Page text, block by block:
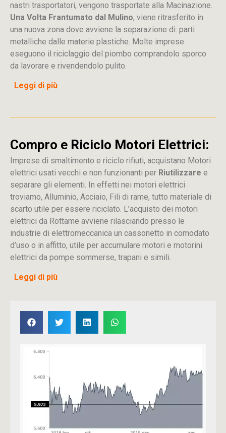
nastri trasportatori, vengono trasportate alla Macinazione.
Una Volta Frantumato dal Mulino, viene ritrasferito in
una nuova zona dove avviene la separazione di: parti
metalliche dalle materie plastiche. Molte imprese
eseguono il riciclaggio del piombo comprandolo sporco
da lavorare e rivendendolo pulito.
Leggi di più
Compro e Riciclo Motori Elettrici:
Imprese di smaltimento e riciclo rifiuti, acquistano Motori
elettrici usati vecchi e non funzionanti per Riutilizzare e
separare gli elementi. In effetti nei motori elettrici
troviamo, Alluminio, Acciaio, Fili di rame, tutto materiale di
scarto utile per essere riciclato. L’acquisto dei motori
elettrici da Rottame avviene rilasciando presso le
industrie di elettromeccanica un cassonetto in comodato
d’uso o in affitto, utile per accumulare motori e motorini
elettrici da pompe sommerse, trapani e simili.
Leggi di più